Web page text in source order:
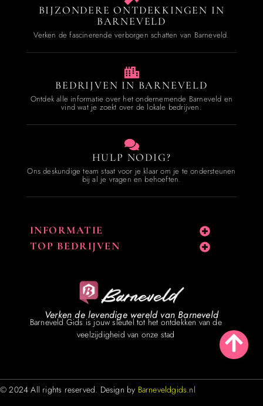
BIJZONDERE ONTDEKKINGEN IN
BARNEVELD
Verken de fascinerende verborgen schatten van Barneveld.
BEDRIJVEN IN BARNEVELD
Ontdek alle informatie over het ondernemende Barneveld en
vind wat je zoekt over de lokale bedrijven.
HULP NODIG?
Ons deskundige team staat voor je klaar om je te ondersteunen
bij al je vragen en behoeften.
INFORMATIE
TOP BEDRIJVEN
Verken de levendige wereld van Barneveld
Barneveld Gids is jouw sleutel tot het ontdekken van de
veelzijdigheid van onze stad
© 2024 All rights reserved. Design by Barneveldgids.nl